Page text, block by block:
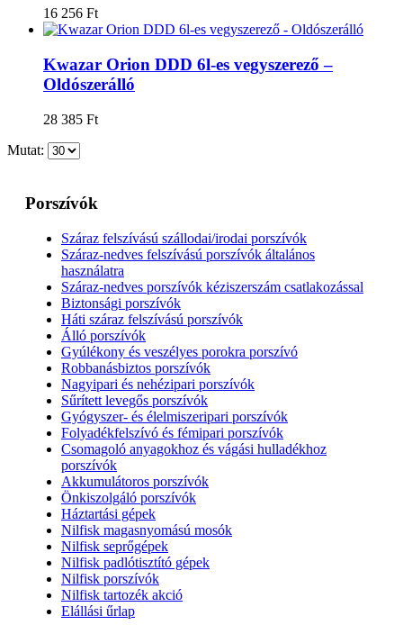
16 256 Ft
Kwazar Orion DDD 6l-es vegyszerező –
Oldószerálló
28 385 Ft
Mutat:
Porszívók
Száraz felszívású szállodai/irodai porszívók
Száraz-nedves felszívású porszívók általános
használatra
Száraz-nedves porszívók kéziszerszám csatlakozással
Biztonsági porszívók
Háti száraz felszívású porszívók
Álló porszívók
Gyúlékony és veszélyes porokra porszívó
Robbanásbiztos porszívók
Nagyipari és nehézipari porszívók
Sűrített levegős porszívók
Gyógyszer- és élelmiszeripari porszívók
Folyadékfelszívó és fémipari porszívók
Csomagoló anyagokhoz és vágási hulladékhoz
porszívók
Akkumulátoros porszívók
Önkiszolgáló porszívók
Háztartási gépek
Nilfisk magasnyomású mosók
Nilfisk seprőgépek
Nilfisk padlótisztító gépek
Nilfisk porszívók
Nilfisk tartozék akció
Elállási űrlap